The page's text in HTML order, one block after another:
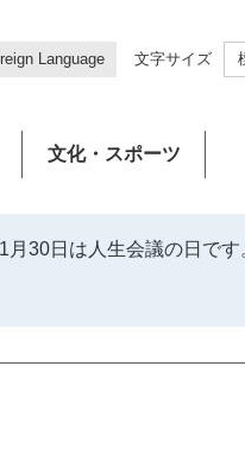
Language 文字サイズ
文化・スポーツ
月30日は人生会議の日です